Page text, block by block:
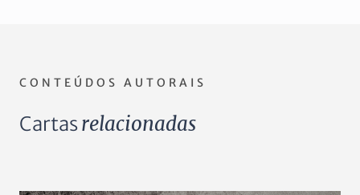
CONTEÚDOS AUTORAIS
Cartasrelacionadas